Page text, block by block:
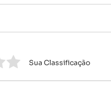
Sua Classificação